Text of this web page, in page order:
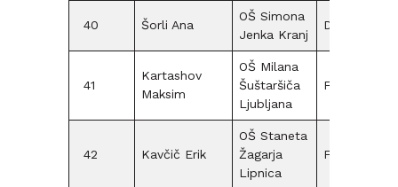
40 Šorli Ana
OŠ Simona
Jenka Kranj
D15
41
Kartashov
Maksim
OŠ Milana
Šuštaršiča
Ljubljana
F12
42 Kavčič Erik
OŠ Staneta
Žagarja
Lipnica
F12